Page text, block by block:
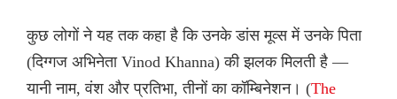
कुछ लोगों ने यह तक कहा है कि उनके डांस मूव्स में उनके पिता
(दिग्गज अभिनेता Vinod Khanna) की झलक मिलती है —
यानी नाम, वंश और प्रतिभा, तीनों का कॉम्बिनेशन। (The